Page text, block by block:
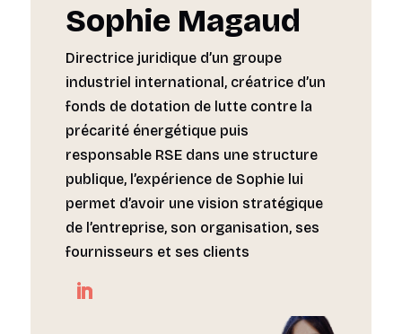
Sophie Magaud
Directrice juridique d’un groupe
industriel international, créatrice d’un
fonds de dotation de lutte contre la
précarité énergétique puis
responsable RSE dans une structure
publique, l’expérience de Sophie lui
permet d’avoir une vision stratégique
de l’entreprise, son organisation, ses
fournisseurs et ses clients